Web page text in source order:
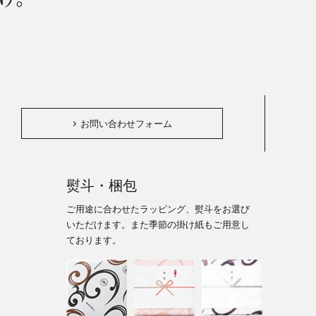
お問い合わせフォーム
熨斗・梱包
ご用途に合わせたラッピング、熨斗をお選び
いただけます。また季節の掛け紙もご用意し
ております。